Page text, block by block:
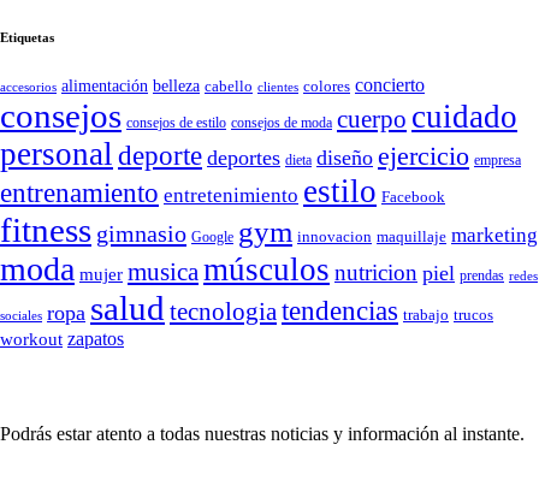
Etiquetas
accesorios alimentación belleza cabello clientes colores concierto
consejos consejos de estilo consejos de moda cuerpo cuidado
personal deporte deportes dieta diseño ejercicio empresa
entrenamiento entretenimiento estilo Facebook
fitness gimnasio Google gym innovacion maquillaje marketing
moda mujer musica músculos nutricion piel prendas redes
sociales ropa salud tecnologia tendencias trabajo trucos
workout zapatos
Podrás estar atento a todas nuestras noticias y información al instante.